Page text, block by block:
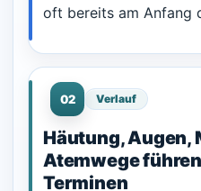
oft bereits am Anfang
02 Verlauf
Häutung, Augen,
Atemwege
Terminen